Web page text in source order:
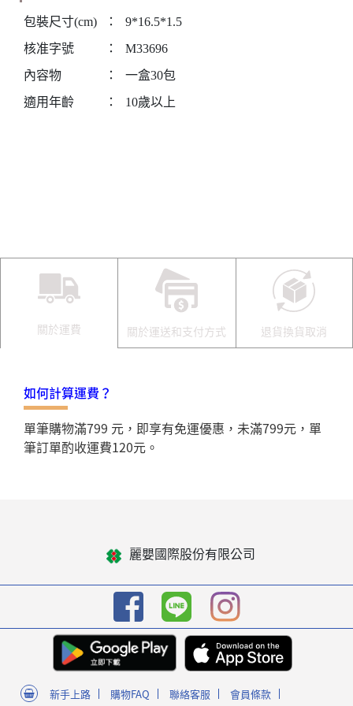
包裝尺寸(cm) ：
9*16.5*1.5
核准字號
：
M33696
內容物
：
一盒30包
適用年齡
： 10歲以上
關於運費 關於運送和支付方式 退貨換貨取消
如何計算運費？
單筆購物滿799 元，即享有免運優惠，未滿799元，單
筆訂單酌收運費120元。
麗嬰國際股份有限公司
新手上路 購物FAQ 聯絡客服 會員條款